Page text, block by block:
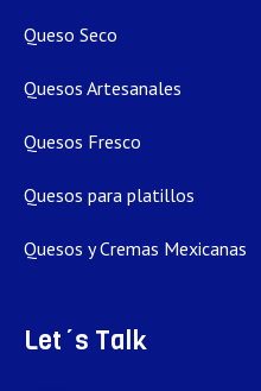
Queso Seco
Quesos Artesanales
Quesos Fresco
Quesos para platillos
Quesos y Cremas Mexicanas
Let´s Talk